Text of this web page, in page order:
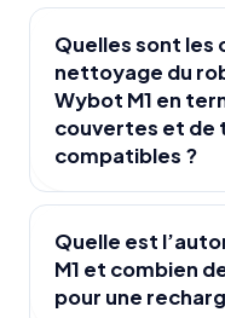
Quelles sont les
nettoyage du
Wybot M1 en
couvertes et de
compatibles ?
Le Wybot M1
ligne d’eau des
que soit leur
forme libre) et leur
Quelle est
M1 et combien
pour une